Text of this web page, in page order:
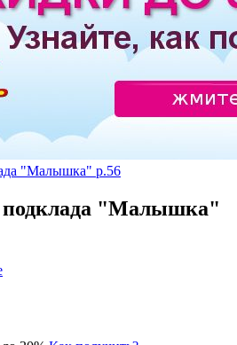
подклада "Малышка"